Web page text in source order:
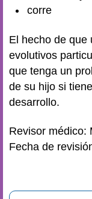
corre
El hecho de que
evolutivos
que tenga un
de su hijo si
desarrollo.
Revisor médico:
Fecha de